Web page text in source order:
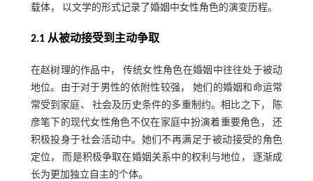
载体， 以文学的形式记录了婚姻中女性角色的演变历程。
2.1 从被动接受到主动争取
在赵树理的作品中， 传统女性角色在婚姻中往往处于被动
地位。由于对于男性的依附性较强， 她们的婚姻和命运常
常受到家庭、 社会及历史条件的多重制约。相比之下， 陈
彦笔下的现代女性角色不仅在家庭中扮演着重要角色， 还
积极投身于社会活动中。她们不再满足于被动接受的角色
定位， 而是积极争取在婚姻关系中的权利与地位， 逐渐成
长为更加独立自主的个体。